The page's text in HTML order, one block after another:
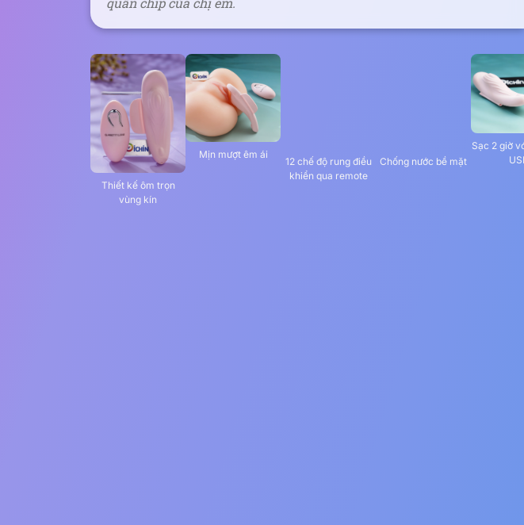
Thiết kế ôm trọn
vùng kín
Mịn mượt êm ái
12 chế độ rung điều
khiển qua remote
Chống nước bề mặt
Sạc 2 giờ